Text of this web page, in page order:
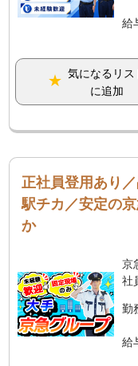
給
気になるリス
に追加
正社員登用あり
駅チカ／安定の
か
京
社
勤
給